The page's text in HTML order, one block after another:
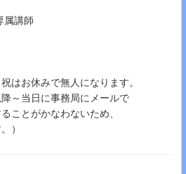
属講師
はお休みで無人になります。
～当日に事務局にメールで
ことがかなわないため、
）